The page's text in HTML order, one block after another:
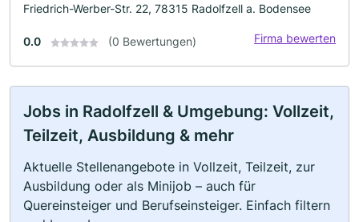
Friedrich-Werber-Str. 22, 78315 Radolfzell a. Bodensee
0.0 (0 Bewertungen) Firma bewerten
Jobs in Radolfzell & Umgebung: Vollzeit,
Teilzeit, Ausbildung & mehr
Aktuelle Stellenangebote in Vollzeit, Teilzeit, zur
Ausbildung oder als Minijob – auch für
Quereinsteiger und Berufseinsteiger. Einfach filtern